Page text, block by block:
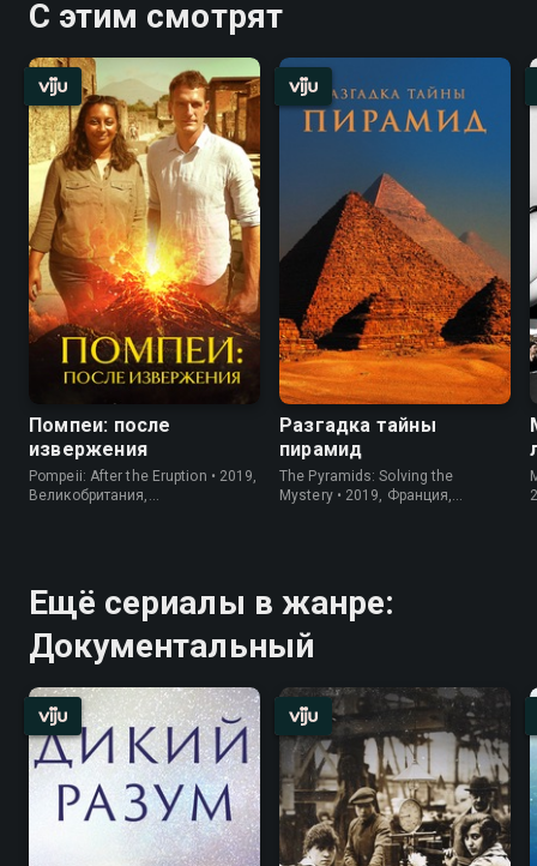
С этим смотрят
Помпеи: после
извержения
Pompeii: After the Eruption • 2019,
Великобритания,
Разгадка тайны
пирамид
The Pyramids: Solving the
Mystery • 2019, Франция,
Ещё сериалы в жанре:
Документальный